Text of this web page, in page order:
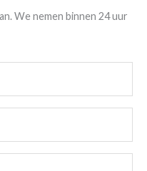
We nemen binnen 24 uur